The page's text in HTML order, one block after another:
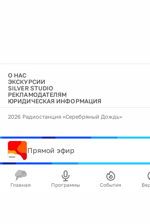
О НАС
ЭКСКУРСИИ
SILVER STUDIO
РЕКЛАМОДАТЕЛЯМ
ЮРИДИЧЕСКАЯ ИНФОРМАЦИЯ
2026 Радиостанция «Серебряный Дождь»
Прямой эфир
Главная Программы События